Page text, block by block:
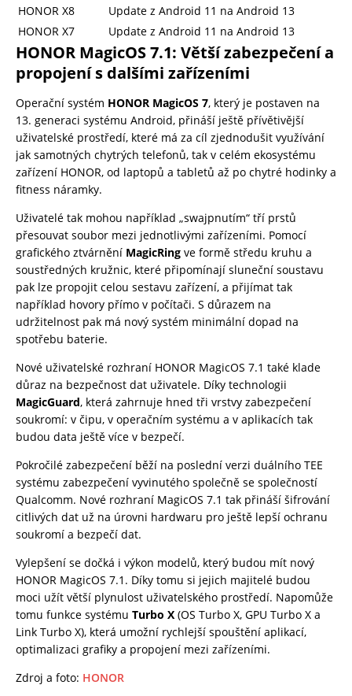
HONOR X8
Update z Android 11 na Android 13
HONOR X7
Update z Android 11 na Android 13
HONOR MagicOS 7.1: Větší zabezpečení a
propojení s dalšími zařízeními
Operační systém HONOR MagicOS 7, který je postaven na
13. generaci systému Android, přináší ještě přívětivější
uživatelské prostředí, které má za cíl zjednodušit využívání
jak samotných chytrých telefonů, tak v celém ekosystému
zařízení HONOR, od laptopů a tabletů až po chytré hodinky a
fitness náramky.
Uživatelé tak mohou například „swajpnutím“ tří prstů
přesouvat soubor mezi jednotlivými zařízeními. Pomocí
grafického ztvárnění MagicRing ve formě středu kruhu a
soustředných kružnic, které připomínají sluneční soustavu
pak lze propojit celou sestavu zařízení, a přijímat tak
například hovory přímo v počítači. S důrazem na
udržitelnost pak má nový systém minimální dopad na
spotřebu baterie.
Nové uživatelské rozhraní HONOR MagicOS 7.1 také klade
důraz na bezpečnost dat uživatele. Díky technologii
MagicGuard, která zahrnuje hned tři vrstvy zabezpečení
soukromí: v čipu, v operačním systému a v aplikacích tak
budou data ještě více v bezpečí.
Pokročilé zabezpečení běží na poslední verzi duálního TEE
systému zabezpečení vyvinutého společně se společností
Qualcomm. Nové rozhraní MagicOS 7.1 tak přináší šifrování
citlivých dat už na úrovni hardwaru pro ještě lepší ochranu
soukromí a bezpečí dat.
Vylepšení se dočká i výkon modelů, který budou mít nový
HONOR MagicOS 7.1. Díky tomu si jejich majitelé budou
moci užít větší plynulost uživatelského prostředí. Napomůže
tomu funkce systému Turbo X (OS Turbo X, GPU Turbo X a
Link Turbo X), která umožní rychlejší spouštění aplikací,
optimalizaci grafiky a propojení mezi zařízeními.
Zdroj a foto: HONOR